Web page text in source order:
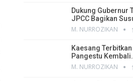
Dukung Gubernur
JPCC Bagikan
M. NURROZIKAN
Kaesang
Pangestu
M. NURROZIKAN